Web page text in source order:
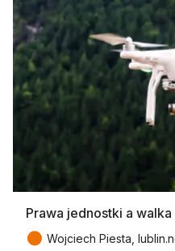
Prawa jednostki a
● Wojciech Piesta,